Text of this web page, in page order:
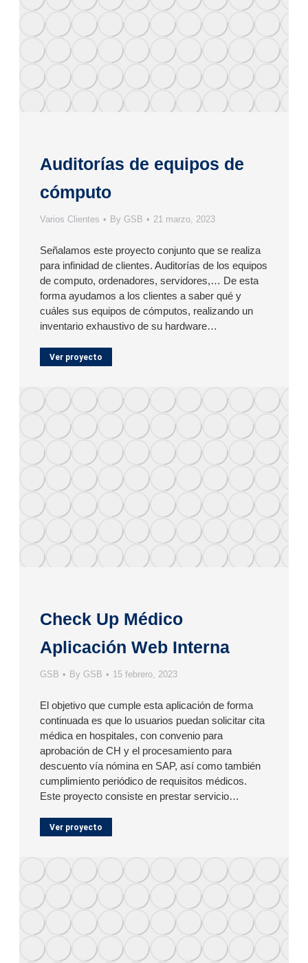
Auditorías de equipos de
cómputo
Varios Clientes By GSB 21 marzo, 2023
Señalamos este proyecto conjunto que se realiza
para infinidad de clientes. Auditorías de los equipos
de computo, ordenadores, servidores,… De esta
forma ayudamos a los clientes a saber qué y
cuáles sus equipos de cómputos, realizando un
inventario exhaustivo de su hardware…
Ver proyecto
Check Up Médico
Aplicación Web Interna
GSB By GSB 15 febrero, 2023
El objetivo que cumple esta aplicación de forma
continuada es que lo usuarios puedan solicitar cita
médica en hospitales, con convenio para
aprobación de CH y el procesamiento para
descuento vía nómina en SAP, así como también
cumplimiento periódico de requisitos médicos.
Este proyecto consiste en prestar servicio…
Ver proyecto